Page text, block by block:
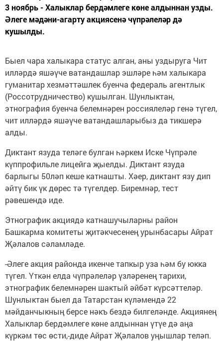
3 ноябрь - Халыклар бердәмлеге көне алдыннан узды.
Әлеге мәдәни-агарту акциясенә чүпрәлеләр дә
кушылды.
Быел чара халыкара статус алган, аны уздыруга Чит
илләрдә яшәүче ватандашлар эшләре һәм халыкара
гуманитар хезмәттәшлек буенча федераль агентлык
(Россотрудничество) кушылган. Шунлыктан,
этнография буенча белемнәрен россиялеләр генә түгел,
чит илләрдә яшәүче ватандашларыбыз да тикшерә
алды.
Диктант язуда теләге булган һәркем Иске Чүпрәле
күппрофильле лицейга җыелды. Диктант язуда
барлыгы 50ләп кеше катнашты. Хәер, диктант язу дип
әйтү бик үк дөрес тә түгелдер. Биремнәр, тест
рәвешендә иде.
Этнографик акциядә катнашучыларны район
Башкарма комитеты җитәкчесенең урынбасары Айрат
Җәлалов сәламләде.
-Әлеге акция районда икенче тапкыр уза һәм бу юкка
түгел. Үткән елда чүпрәлеләр үзләренең тарихи,
этнографик белемнәрен шактый әйбәт күрсәттеләр.
Шунлыктан быел да Татарстан күләмендә 22
мәйданчыкның берсе нәкъ бездә билгеләнде. Акциянең
Халыклар бердәмлеге көне алдыннан үтүе дә аңа
күркәм төс өсти,-диде Айрат Җәлалов уңышлар теләп.